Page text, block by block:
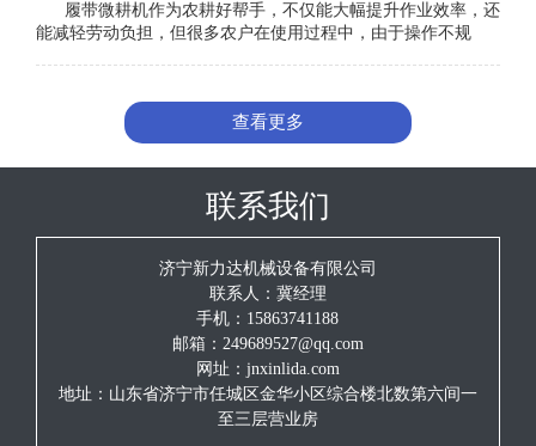
履带微耕机作为农耕好帮手，不仅能大幅提升作业效率，还
能减轻劳动负担，但很多农户在使用过程中，由于操作不规
查看更多
联系我们
济宁新力达机械设备有限公司
联系人：冀经理
手机：15863741188
邮箱：249689527@qq.com
网址：jnxinlida.com
地址：山东省济宁市任城区金华小区综合楼北数第六间一
至三层营业房